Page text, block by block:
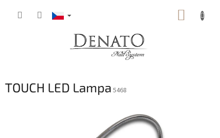
TOUCH LED Lampa 5468